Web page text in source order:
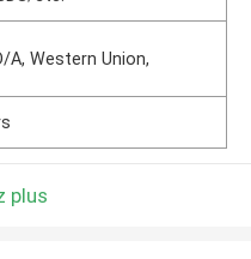
A, Western Union,
plus